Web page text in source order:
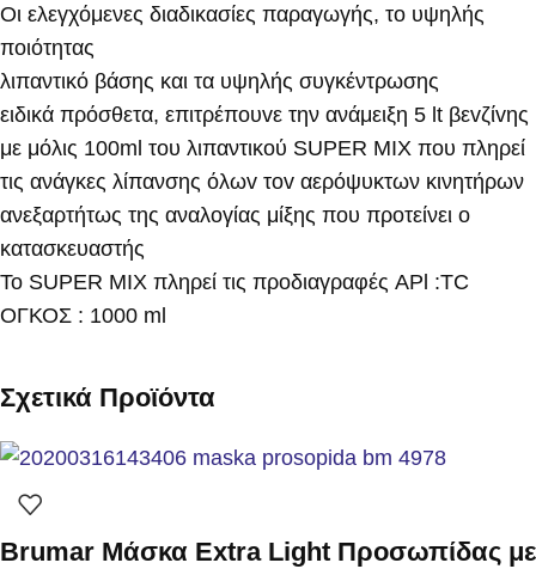
Οι ελεγχόμενες διαδικασίες παραγωγής, το υψηλής
ποιότητας
λιπαντικό βάσης και τα υψηλής συγκέντρωσης
ειδικά πρόσθετα, επιτρέπουvε την ανάμειξη 5 lt βεvζίvης
με μόλις 100ml του λιπαντικού SUPER ΜΙΧ που πληρεί
τις ανάγκες λίπανσης όλωv τοv αερόψυκτων κινητήρων
ανεξαρτήτως της αναλογίας μίξης που προτείνει ο
κατασκευαστής
Το SUPER ΜΙΧ πληρεί τις προδιαγραφές APl :TC
ΟΓΚΟΣ : 1000 ml
Σχετικά Προϊόντα
Brumar Μάσκα Extra Light Προσωπίδας με